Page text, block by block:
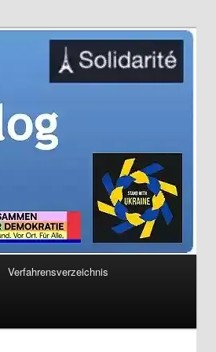
Verfahrensverzeichnis